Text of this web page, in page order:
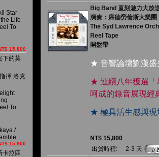
Star
Life
To
15,800
下的莫
揮 洛克
To
/
15,800
卡拉四
Big Band 直刻魅力大放
演奏：席德勞倫斯大樂團
The Syd Lawrence
Reel Tape
開盤帶
★ 音響論壇劉漢盛
★ 連續八年獲選「
呵成的錄音展現經
★ 極具活生感與現
NT$ 15,800
出貨時程:
2-3 天